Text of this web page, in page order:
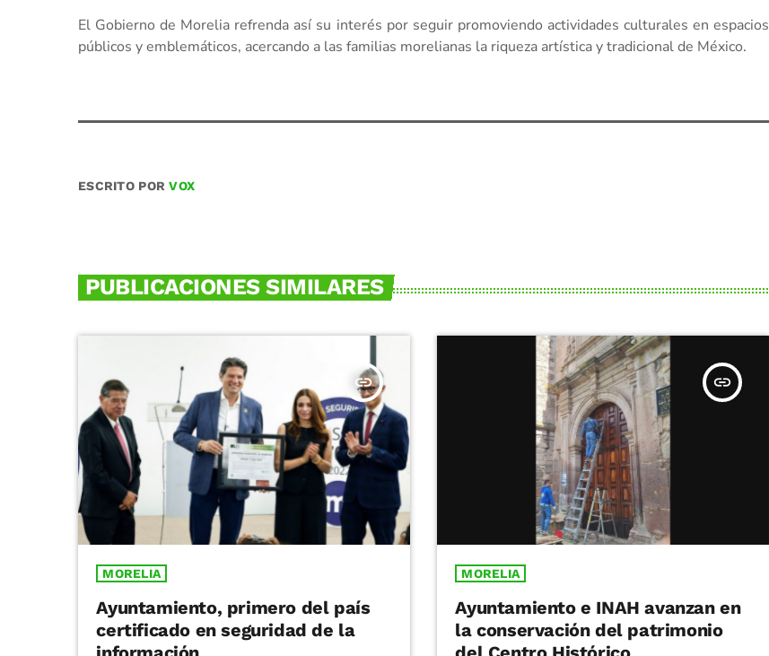
El Gobierno de Morelia refrenda así su interés por seguir promoviendo actividades culturales en espacios
públicos y emblemáticos, acercando a las familias morelianas la riqueza artística y tradicional de México.
ESCRITO PORVOX
PUBLICACIONES SIMILARES
insert_link
MORELIA
Ayuntamiento, primero del país
certificado en seguridad de la
insert_link
MORELIA
Ayuntamiento e INAH avanzan en
la conservación del patrimonio